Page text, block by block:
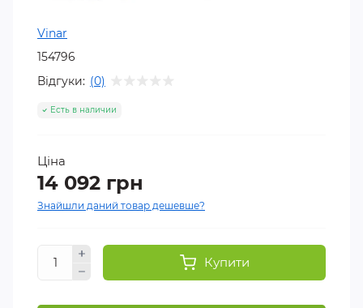
Vinar
154796
Відгуки: (0)
Есть в наличии
Ціна
14 092 грн
Знайшли даний товар дешевше?
Купити